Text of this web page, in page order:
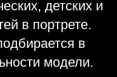
детских и
в портрете.
в
модели.